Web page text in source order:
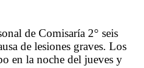
de Comisaría 2° seis
de lesiones graves. Los
en la noche del jueves y